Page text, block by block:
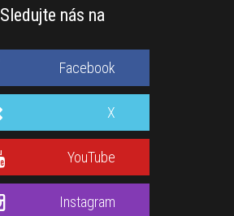
Sledujte nás na
Facebook
X
YouTube
Instagram